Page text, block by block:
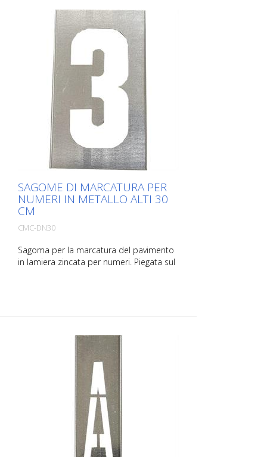
SAGOME DI MARCATURA PER
NUMERI IN METALLO ALTI 30
CM
CMC-DN30
Sagoma per la marcatura del pavimento
in lamiera zincata per numeri. Piegata sul